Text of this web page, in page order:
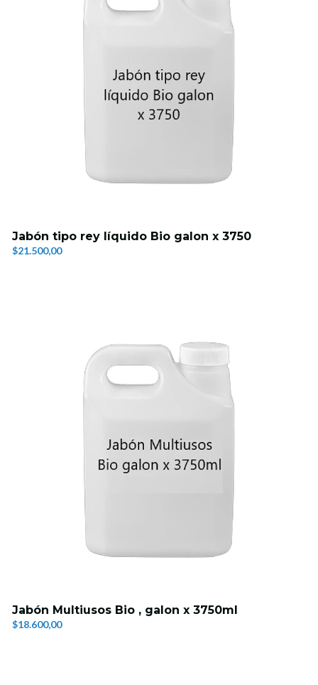
Jabón tipo rey líquido Bio galon x 3750
$21.500,00
Jabón Multiusos Bio , galon x 3750ml
$18.600,00